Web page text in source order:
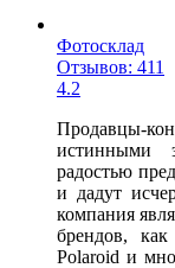
Фотосклад
Отзывов: 411
4.2
Продавцы-
истинными
радостью
и дадут
компания
брендов,
Polaroid и